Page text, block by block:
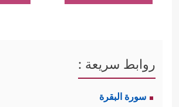
روابط سريعة :
سورة البقرة